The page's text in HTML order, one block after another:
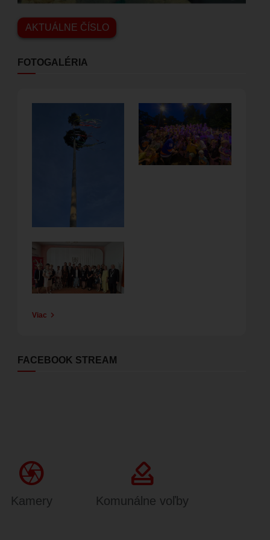
AKTUÁLNE ČÍSLO
FOTOGALÉRIA
Obrázok
Obrázok
Viac
FACEBOOK STREAM
Camera
Kamery
how_to_vote
Komunálne voľby